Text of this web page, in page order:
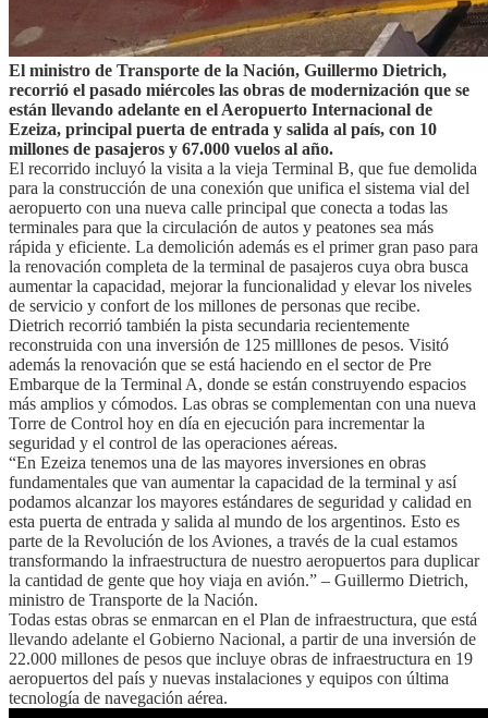
El ministro de Transporte de la Nación, Guillermo Dietrich,
recorrió el pasado miércoles las obras de modernización que se
están llevando adelante en el Aeropuerto Internacional de
Ezeiza, principal puerta de entrada y salida al país, con 10
millones de pasajeros y 67.000 vuelos al año.
El recorrido incluyó la visita a la vieja Terminal B, que fue demolida
para la construcción de una conexión que unifica el sistema vial del
aeropuerto con una nueva calle principal que conecta a todas las
terminales para que la circulación de autos y peatones sea más
rápida y eficiente. La demolición además es el primer gran paso para
la renovación completa de la terminal de pasajeros cuya obra busca
aumentar la capacidad, mejorar la funcionalidad y elevar los niveles
de servicio y confort de los millones de personas que recibe.
Dietrich recorrió también la pista secundaria recientemente
reconstruida con una inversión de 125 milllones de pesos. Visitó
además la renovación que se está haciendo en el sector de Pre
Embarque de la Terminal A, donde se están construyendo espacios
más amplios y cómodos. Las obras se complementan con una nueva
Torre de Control hoy en día en ejecución para incrementar la
seguridad y el control de las operaciones aéreas.
“En Ezeiza tenemos una de las mayores inversiones en obras
fundamentales que van aumentar la capacidad de la terminal y así
podamos alcanzar los mayores estándares de seguridad y calidad en
esta puerta de entrada y salida al mundo de los argentinos. Esto es
parte de la Revolución de los Aviones, a través de la cual estamos
transformando la infraestructura de nuestro aeropuertos para duplicar
la cantidad de gente que hoy viaja en avión.” – Guillermo Dietrich,
ministro de Transporte de la Nación.
Todas estas obras se enmarcan en el Plan de infraestructura, que está
llevando adelante el Gobierno Nacional, a partir de una inversión de
22.000 millones de pesos que incluye obras de infraestructura en 19
aeropuertos del país y nuevas instalaciones y equipos con última
tecnología de navegación aérea.